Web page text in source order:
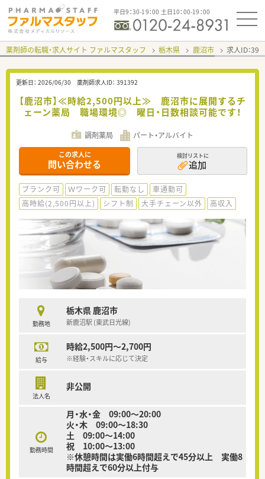
平日9：30-19：00 土日10：00-19：00
薬剤師の転職・求人サイト ファルマスタッフ 栃木県 鹿沼市 求人ID：
更新日： 2026/06/30 薬剤師求人ID： 391392
【鹿沼市】≪時給2,500円以上≫ 鹿沼市に展開するチ
ェーン薬局 職場環境◎ 曜日・日数相談可能です！
調剤薬局 パート・アルバイト
この求人に
問い合わせる
検討リストに
追加
ブランク可 Ｗワーク可 転勤なし
車通勤可
高時給(2,500円以上)
シフト制 大手チェーン以外 高収入
勤務地
栃木県 鹿沼市
新鹿沼駅 (東武日光線)
給与
時給2,500円～2,700円
※経験・スキルに応じて決定
法人名
非公開
勤務時間
月・水・金 09:00～20:00
火・木 09:00～18:30
土 09:00～14:00
祝 10:00～13:00
※休憩時間は実働6時間超えで45分以上 実働8
時間超えで60分以上付与